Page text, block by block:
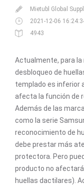
Mietubl Global
2021-12-06
4943
Actualmente, para
desbloqueo de
templado es inferior
afecta la función de
Además de las
como la serie
reconocimiento de
debe prestar más
protectora. Pero
producto no
huellas dactilares).